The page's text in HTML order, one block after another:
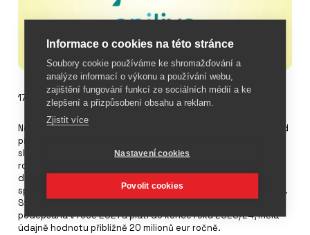
17. dubna 2024
Novým titulárním sponzorem italské fotbalové Serie A bude od
příští sezony společnost Enilive, která se zabývá produkty a
službami pro mobilitu. Nová smlouva v hodnotě 22 milionů eur
ročně začne platit od sezóny 2024/25. Enilive nahradí
dosavadního dlouholetého partnera italské fotbalové ligy,
společnost TIM. Ta s ligou spolupracovala od sezóny 1998/99.
Stávající smlouva telekomunikačního giganta, která byla
podepsána v roce 2021 a platí do konce roku 2023/24, měla
údajně hodnotu přibližně 20 milionů eur ročně.
Informace o cookies na této stránce
Soubory cookie používáme ke shromažďování a
analýze informací o výkonu a používání webu,
zajištění fungování funkcí ze sociálních médií a ke
zlepšení a přizpůsobení obsahu a reklam.
Zjistit více
Nastavení cookies
Povolit cookies